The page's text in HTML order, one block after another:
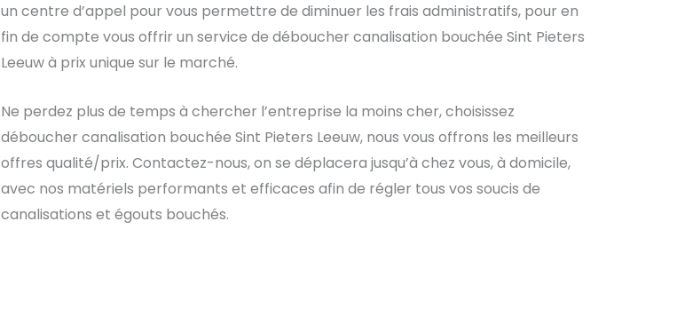
un centre d’appel pour vous permettre de diminuer les frais administratifs, pour en
fin de compte vous offrir un service de déboucher canalisation bouchée Sint Pieters
Leeuw à prix unique sur le marché.
Ne perdez plus de temps à chercher l’entreprise la moins cher, choisissez
déboucher canalisation bouchée Sint Pieters Leeuw, nous vous offrons les meilleurs
offres qualité/prix. Contactez-nous, on se déplacera jusqu’à chez vous, à domicile,
avec nos matériels performants et efficaces afin de régler tous vos soucis de
canalisations et égouts bouchés.